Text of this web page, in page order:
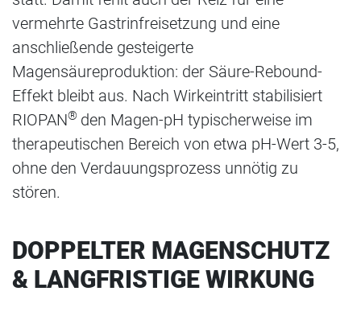
vermehrte Gastrinfreisetzung und eine
anschließende gesteigerte
Magensäureproduktion: der Säure-Rebound-
Effekt bleibt aus. Nach Wirkeintritt stabilisiert
RIOPAN® den Magen-pH typischerweise im
therapeutischen Bereich von etwa pH-Wert 3-5,
ohne den Verdauungsprozess unnötig zu
stören.
DOPPELTER MAGENSCHUTZ
& LANGFRISTIGE WIRKUNG